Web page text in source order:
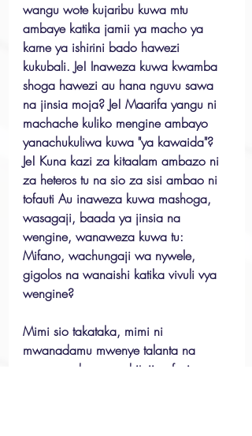
wangu wote kujaribu kuwa mtu
ambaye katika jamii ya macho ya
karne ya ishirini bado hawezi
kukubali. Je! Inaweza kuwa kwamba
shoga hawezi au hana nguvu sawa
na jinsia moja? Je! Maarifa yangu ni
machache kuliko mengine ambayo
yanachukuliwa kuwa "ya kawaida"?
Je! Kuna kazi za kitaalam ambazo ni
za heteros tu na sio za sisi ambao ni
tofauti Au inaweza kuwa mashoga,
wasagaji, baada ya jinsia na
wengine, wanaweza kuwa tu:
Mifano, wachungaji wa nywele,
gigolos na wanaishi katika vivuli vya
wengine?
Mimi sio takataka, mimi ni
mwanadamu mwenye talanta na
uwezo ambaye anahitaji nafasi.